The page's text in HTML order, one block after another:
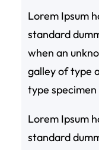
Lorem Ipsum
standard
when an
galley of type
type specimen
Lorem Ipsum
standard